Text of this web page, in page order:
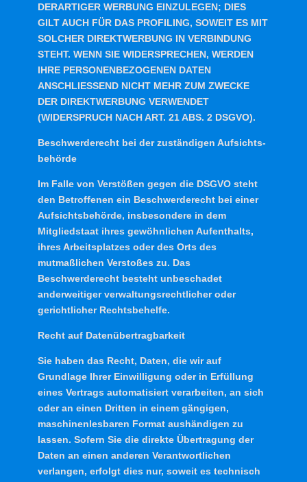
DERARTIGER WERBUNG EINZULEGEN; DIES
GILT AUCH FÜR DAS PROFILING, SOWEIT ES MIT
SOLCHER DIREKTWERBUNG IN VERBINDUNG
STEHT. WENN SIE WIDERSPRECHEN, WERDEN
IHRE PERSONENBEZOGENEN DATEN
ANSCHLIESSEND NICHT MEHR ZUM ZWECKE
DER DIREKTWERBUNG VERWENDET
(WIDERSPRUCH NACH ART. 21 ABS. 2 DSGVO).
Beschwerde­recht bei der zuständigen Aufsichts­
behörde
Im Falle von Verstößen gegen die DSGVO steht
den Betroffenen ein Beschwerderecht bei einer
Aufsichtsbehörde, insbesondere in dem
Mitgliedstaat ihres gewöhnlichen Aufenthalts,
ihres Arbeitsplatzes oder des Orts des
mutmaßlichen Verstoßes zu. Das
Beschwerderecht besteht unbeschadet
anderweitiger verwaltungsrechtlicher oder
gerichtlicher Rechtsbehelfe.
Recht auf Daten­übertrag­barkeit
Sie haben das Recht, Daten, die wir auf
Grundlage Ihrer Einwilligung oder in Erfüllung
eines Vertrags automatisiert verarbeiten, an sich
oder an einen Dritten in einem gängigen,
maschinenlesbaren Format aushändigen zu
lassen. Sofern Sie die direkte Übertragung der
Daten an einen anderen Verantwortlichen
verlangen, erfolgt dies nur, soweit es technisch